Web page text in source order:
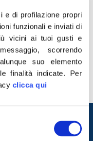
e di profilazione propri
funzionali e inviati di
vicini ai tuoi gusti e
scorrendo
suo elemento
finalità indicate. Per
clicca qui
dall’estero in
è la palese
dalla stessa
spalancò le
provenienti dalle
anche
[…]